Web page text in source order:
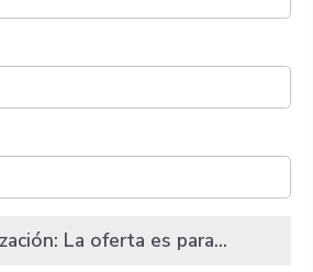
La oferta es para...